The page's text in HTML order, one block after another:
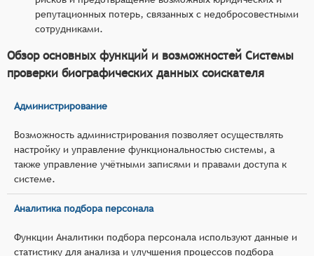
репутационных потерь, связанных с недобросовестными
сотрудниками.
Обзор основных функций и возможностей Системы
проверки биографических данных соискателя
Администрирование
Возможность администрирования позволяет осуществлять
настройку и управление функциональностью системы, а
также управление учётными записями и правами доступа к
системе.
Аналитика подбора персонала
Функции Аналитики подбора персонала используют данные и
статистику для анализа и улучшения процессов подбора